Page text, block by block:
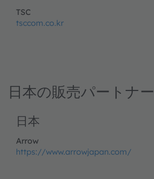
TSC
tsccom.co.kr
日本の販売パートナー
日本
Arrow
https://www.arrowjapan.com/